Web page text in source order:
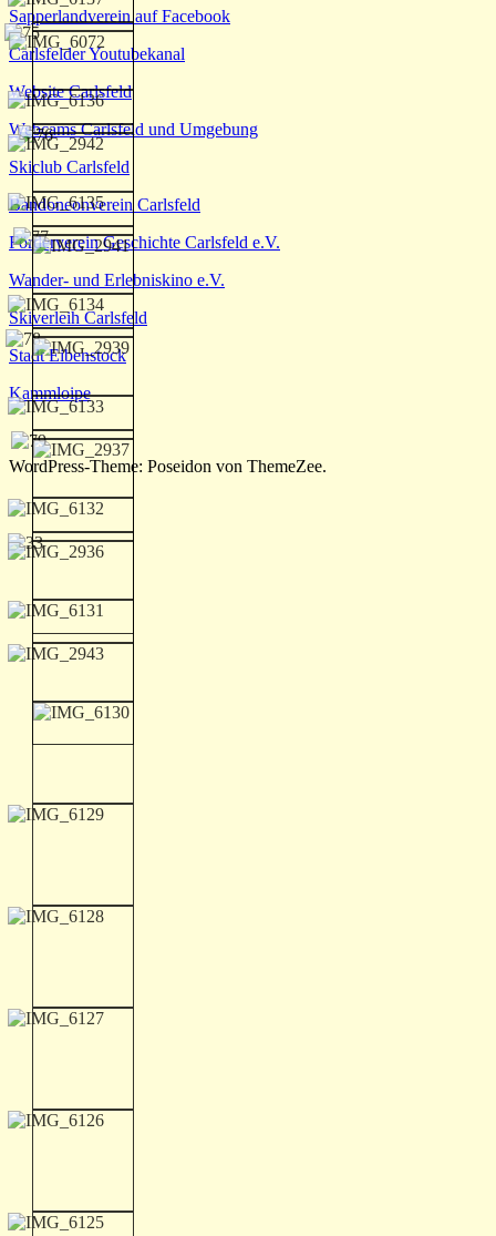
Sapperlandverein auf Facebook
Carlsfelder Youtubekanal
Website Carlsfeld
Webcams Carlsfeld und Umgebung
Skiclub Carlsfeld
Bandoneonverein Carlsfeld
Förderverein Geschichte Carlsfeld e.V.
Wander- und Erlebniskino e.V.
Skiverleih Carlsfeld
Stadt Eibenstock
Kammloipe
WordPress-Theme: Poseidon von ThemeZee.